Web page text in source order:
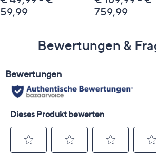
59,99
759,99
Bewertungen &